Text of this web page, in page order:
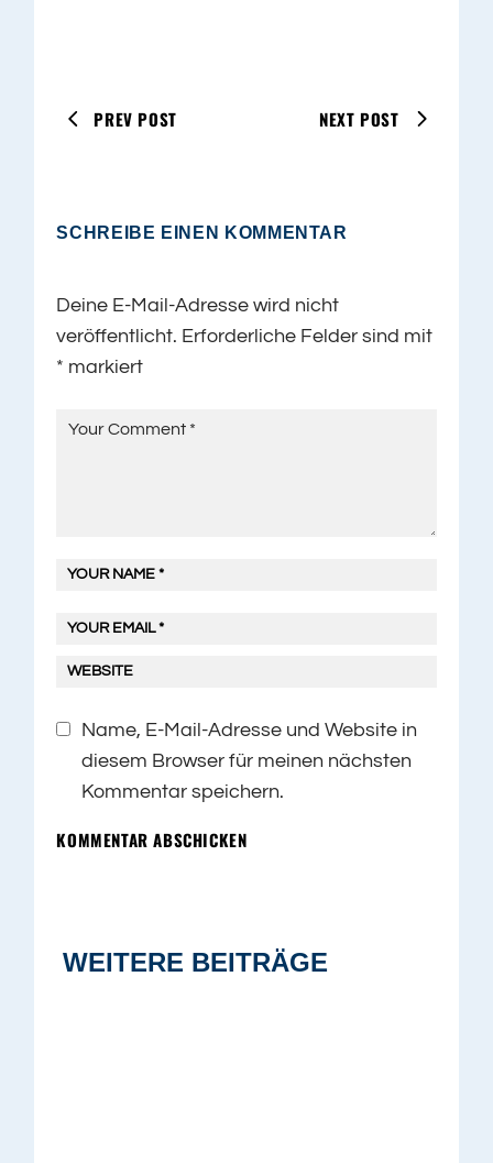
PREV POST NEXT POST
SCHREIBE EINEN KOMMENTAR
Deine E-Mail-Adresse wird nicht
veröffentlicht. Erforderliche Felder sind mit
* markiert
Name, E-Mail-Adresse und Website in
diesem Browser für meinen nächsten
Kommentar speichern.
KOMMENTAR ABSCHICKEN
WEITERE BEITRÄGE